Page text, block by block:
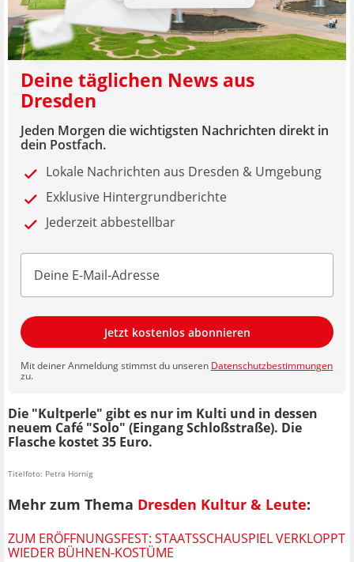
Deine täglichen News aus
Dresden
Jeden Morgen die wichtigsten Nachrichten direkt in
dein Postfach.
Lokale Nachrichten aus Dresden & Umgebung
Exklusive Hintergrundberichte
Jederzeit abbestellbar
Jetzt kostenlos abonnieren
Mit deiner Anmeldung stimmst du unseren Datenschutzbestimmungen
zu.
Die "Kultperle" gibt es nur im Kulti und in dessen
neuem Café "Solo" (Eingang Schloßstraße). Die
Flasche kostet 35 Euro.
Titelfoto: Petra Hornig
Mehr zum Thema Dresden Kultur & Leute:
ZUM ERÖFFNUNGSFEST: STAATSSCHAUSPIEL VERKLOPPT
WIEDER BÜHNEN-KOSTÜME